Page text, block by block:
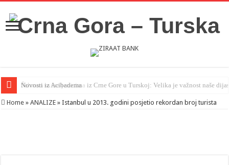
Šahman sa iseljenicima iz Crne Gore u Turskoj: Velika je važnost naše
Home » ANALIZE » Istanbul u 2013. godini posjetio rekordan broj turista